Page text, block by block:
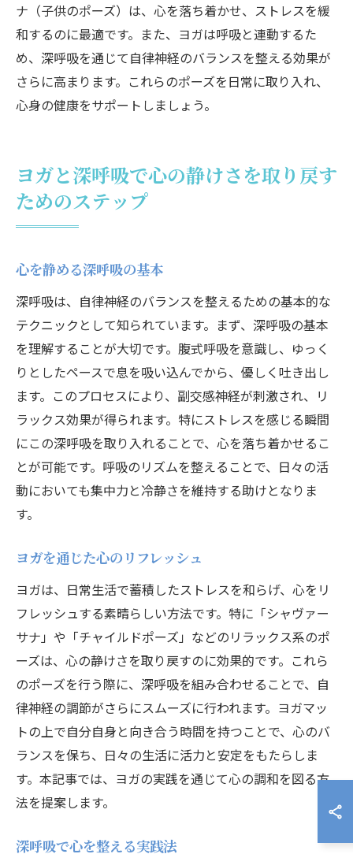
ナ（子供のポーズ）は、心を落ち着かせ、ストレスを緩
和するのに最適です。また、ヨガは呼吸と連動するた
め、深呼吸を通じて自律神経のバランスを整える効果が
さらに高まります。これらのポーズを日常に取り入れ、
心身の健康をサポートしましょう。
ヨガと深呼吸で心の静けさを取り戻す
ためのステップ
心を静める深呼吸の基本
深呼吸は、自律神経のバランスを整えるための基本的な
テクニックとして知られています。まず、深呼吸の基本
を理解することが大切です。腹式呼吸を意識し、ゆっく
りとしたペースで息を吸い込んでから、優しく吐き出し
ます。このプロセスにより、副交感神経が刺激され、リ
ラックス効果が得られます。特にストレスを感じる瞬間
にこの深呼吸を取り入れることで、心を落ち着かせるこ
とが可能です。呼吸のリズムを整えることで、日々の活
動においても集中力と冷静さを維持する助けとなりま
す。
ヨガを通じた心のリフレッシュ
ヨガは、日常生活で蓄積したストレスを和らげ、心をリ
フレッシュする素晴らしい方法です。特に「シャヴァー
サナ」や「チャイルドポーズ」などのリラックス系のポ
ーズは、心の静けさを取り戻すのに効果的です。これら
のポーズを行う際に、深呼吸を組み合わせることで、自
律神経の調節がさらにスムーズに行われます。ヨガマッ
トの上で自分自身と向き合う時間を持つことで、心のバ
ランスを保ち、日々の生活に活力と安定をもたらしま
す。本記事では、ヨガの実践を通じて心の調和を図る方
法を提案します。
深呼吸で心を整える実践法